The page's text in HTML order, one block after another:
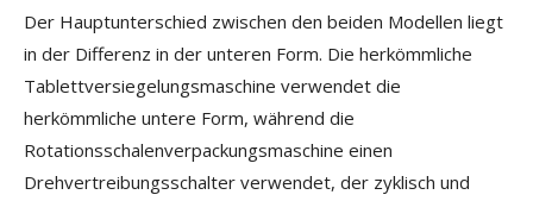
Der Hauptunterschied zwischen den beiden Modellen liegt
in der Differenz in der unteren Form. Die herkömmliche
Tablettversiegelungsmaschine verwendet die
herkömmliche untere Form, während die
Rotationsschalenverpackungsmaschine einen
Drehvertreibungsschalter verwendet, der zyklisch und